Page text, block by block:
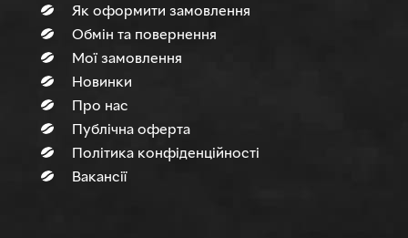
Як оформити замовлення
Обмін та повернення
Мої замовлення
Новинки
Про нас
Публічна оферта
Політика конфіденційності
Вакансії